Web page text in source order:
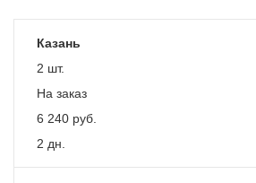
Казань
2 шт.
На заказ
6 240 руб.
2 дн.